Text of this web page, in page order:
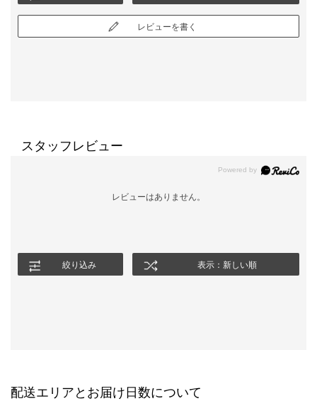
レビューを書く
スタッフレビュー
レビューはありません。
絞り込み 表示：新しい順
配送エリアとお届け日数について